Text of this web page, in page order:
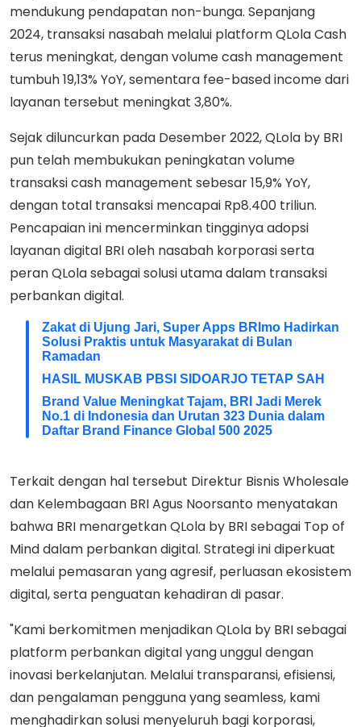
mendukung pendapatan non-bunga. Sepanjang
2024, transaksi nasabah melalui platform QLola Cash
terus meningkat, dengan volume cash management
tumbuh 19,13% YoY, sementara fee-based income dari
layanan tersebut meningkat 3,80%.
Sejak diluncurkan pada Desember 2022, QLola by BRI
pun telah membukukan peningkatan volume
transaksi cash management sebesar 15,9% YoY,
dengan total transaksi mencapai Rp8.400 triliun.
Pencapaian ini mencerminkan tingginya adopsi
layanan digital BRI oleh nasabah korporasi serta
peran QLola sebagai solusi utama dalam transaksi
perbankan digital.
Zakat di Ujung Jari, Super Apps BRImo Hadirkan
Solusi Praktis untuk Masyarakat di Bulan
Ramadan
HASIL MUSKAB PBSI SIDOARJO TETAP SAH
Brand Value Meningkat Tajam, BRI Jadi Merek
No.1 di Indonesia dan Urutan 323 Dunia dalam
Daftar Brand Finance Global 500 2025
Terkait dengan hal tersebut Direktur Bisnis Wholesale
dan Kelembagaan BRI Agus Noorsanto menyatakan
bahwa BRI menargetkan QLola by BRI sebagai Top of
Mind dalam perbankan digital. Strategi ini diperkuat
melalui pemasaran yang agresif, perluasan ekosistem
digital, serta penguatan kehadiran di pasar.
"Kami berkomitmen menjadikan QLola by BRI sebagai
platform perbankan digital yang unggul dengan
inovasi berkelanjutan. Melalui transparansi, efisiensi,
dan pengalaman pengguna yang seamless, kami
menghadirkan solusi menyeluruh bagi korporasi,